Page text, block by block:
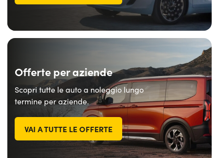
Offerte per aziende
Scopri tutte le auto a noleggio lungo
termine per aziende.
VAI A TUTTE LE OFFERTE